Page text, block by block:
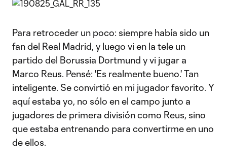
Para retroceder un poco: siempre había sido un
fan del Real Madrid, y luego vi en la tele un
partido del Borussia Dortmund y vi jugar a
Marco Reus. Pensé: 'Es realmente bueno.' Tan
inteligente. Se convirtió en mi jugador favorito. Y
aquí estaba yo, no sólo en el campo junto a
jugadores de primera división como Reus, sino
que estaba entrenando para convertirme en uno
de ellos.